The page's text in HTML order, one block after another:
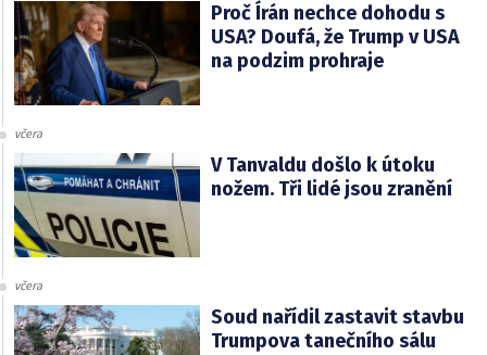
Proč Írán nechce dohodu s
USA? Doufá, že Trump v USA
na podzim prohraje
včera
V Tanvaldu došlo k útoku
nožem. Tři lidé jsou zranění
včera
Soud nařídil zastavit stavbu
Trumpova tanečního sálu